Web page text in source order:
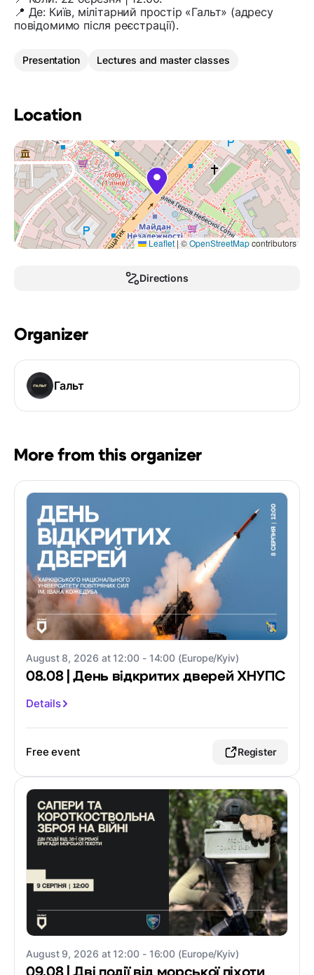
📍 Де: Київ, мілітарний простір «Гальт» (адресу
повідомимо після реєстрації).
Presentation Lectures and master classes
Location
Leaflet|©OpenStreetMapcontributors
Directions
Organizer
Гальт
More from this organizer
August 8, 2026 at 12:00 - 14:00 (Europe/Kyiv)
08.08 | День відкритих дверей ХНУПС
Details
Free event Register
August 9, 2026 at 12:00 - 16:00 (Europe/Kyiv)
09.08 | Дві події від морської піхоти